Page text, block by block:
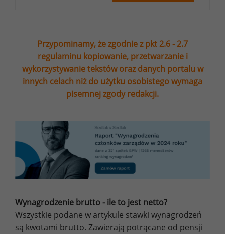
Przypominamy, że zgodnie z pkt 2.6 - 2.7
regulaminu kopiowanie, przetwarzanie i
wykorzystywanie tekstów oraz danych portalu w
innych celach niż do użytku osobistego wymaga
pisemnej zgody redakcji.
Wynagrodzenie brutto - ile to jest netto?
Wszystkie podane w artykule stawki wynagrodzeń
są kwotami brutto. Zawierają potrącane od pensji